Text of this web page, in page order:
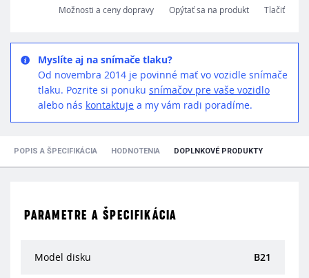
Možnosti a ceny dopravy Opýtať sa na produkt Tlačiť
Myslíte aj na snímače tlaku?
Od novembra 2014 je povinné mať vo vozidle snímače
tlaku. Pozrite si ponuku snímačov pre vaše vozidlo
alebo nás kontaktuje a my vám radi poradíme.
POPIS A ŠPECIFIKÁCIA HODNOTENIA DOPLNKOVÉ PRODUKTY
PARAMETRE A ŠPECIFIKÁCIA
Model disku B21